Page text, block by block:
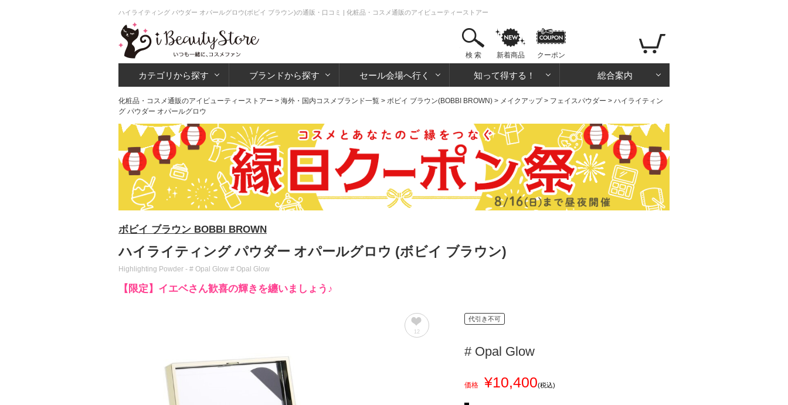
ハイライティング パウダー オパールグロウ(ボビイ ブラウン)の通販・口コミ | 化粧品・コスメ通販のアイビューティーストアー
検 索 新着商品 クーポン
カテゴリから探す ブランドから探す セール会場へ行く 知って得する！ 総合案内
化粧品・コスメ通販のアイビューティーストアー > 海外・国内コスメブランド一覧 > ボビイ ブラウン(BOBBI BROWN) > メイクアップ> フェイスパウダー > ハイライティン
グ パウダー オパールグロウ
ボビイ ブラウン BOBBI BROWN
ハイライティング パウダー オパールグロウ (ボビイ ブラウン)
Highlighting Powder - # Opal Glow # Opal Glow
【限定】イエベさん歓喜の輝きを纏いましょう♪
12
代引き不可
# Opal Glow
価格 ¥10,400(税込)